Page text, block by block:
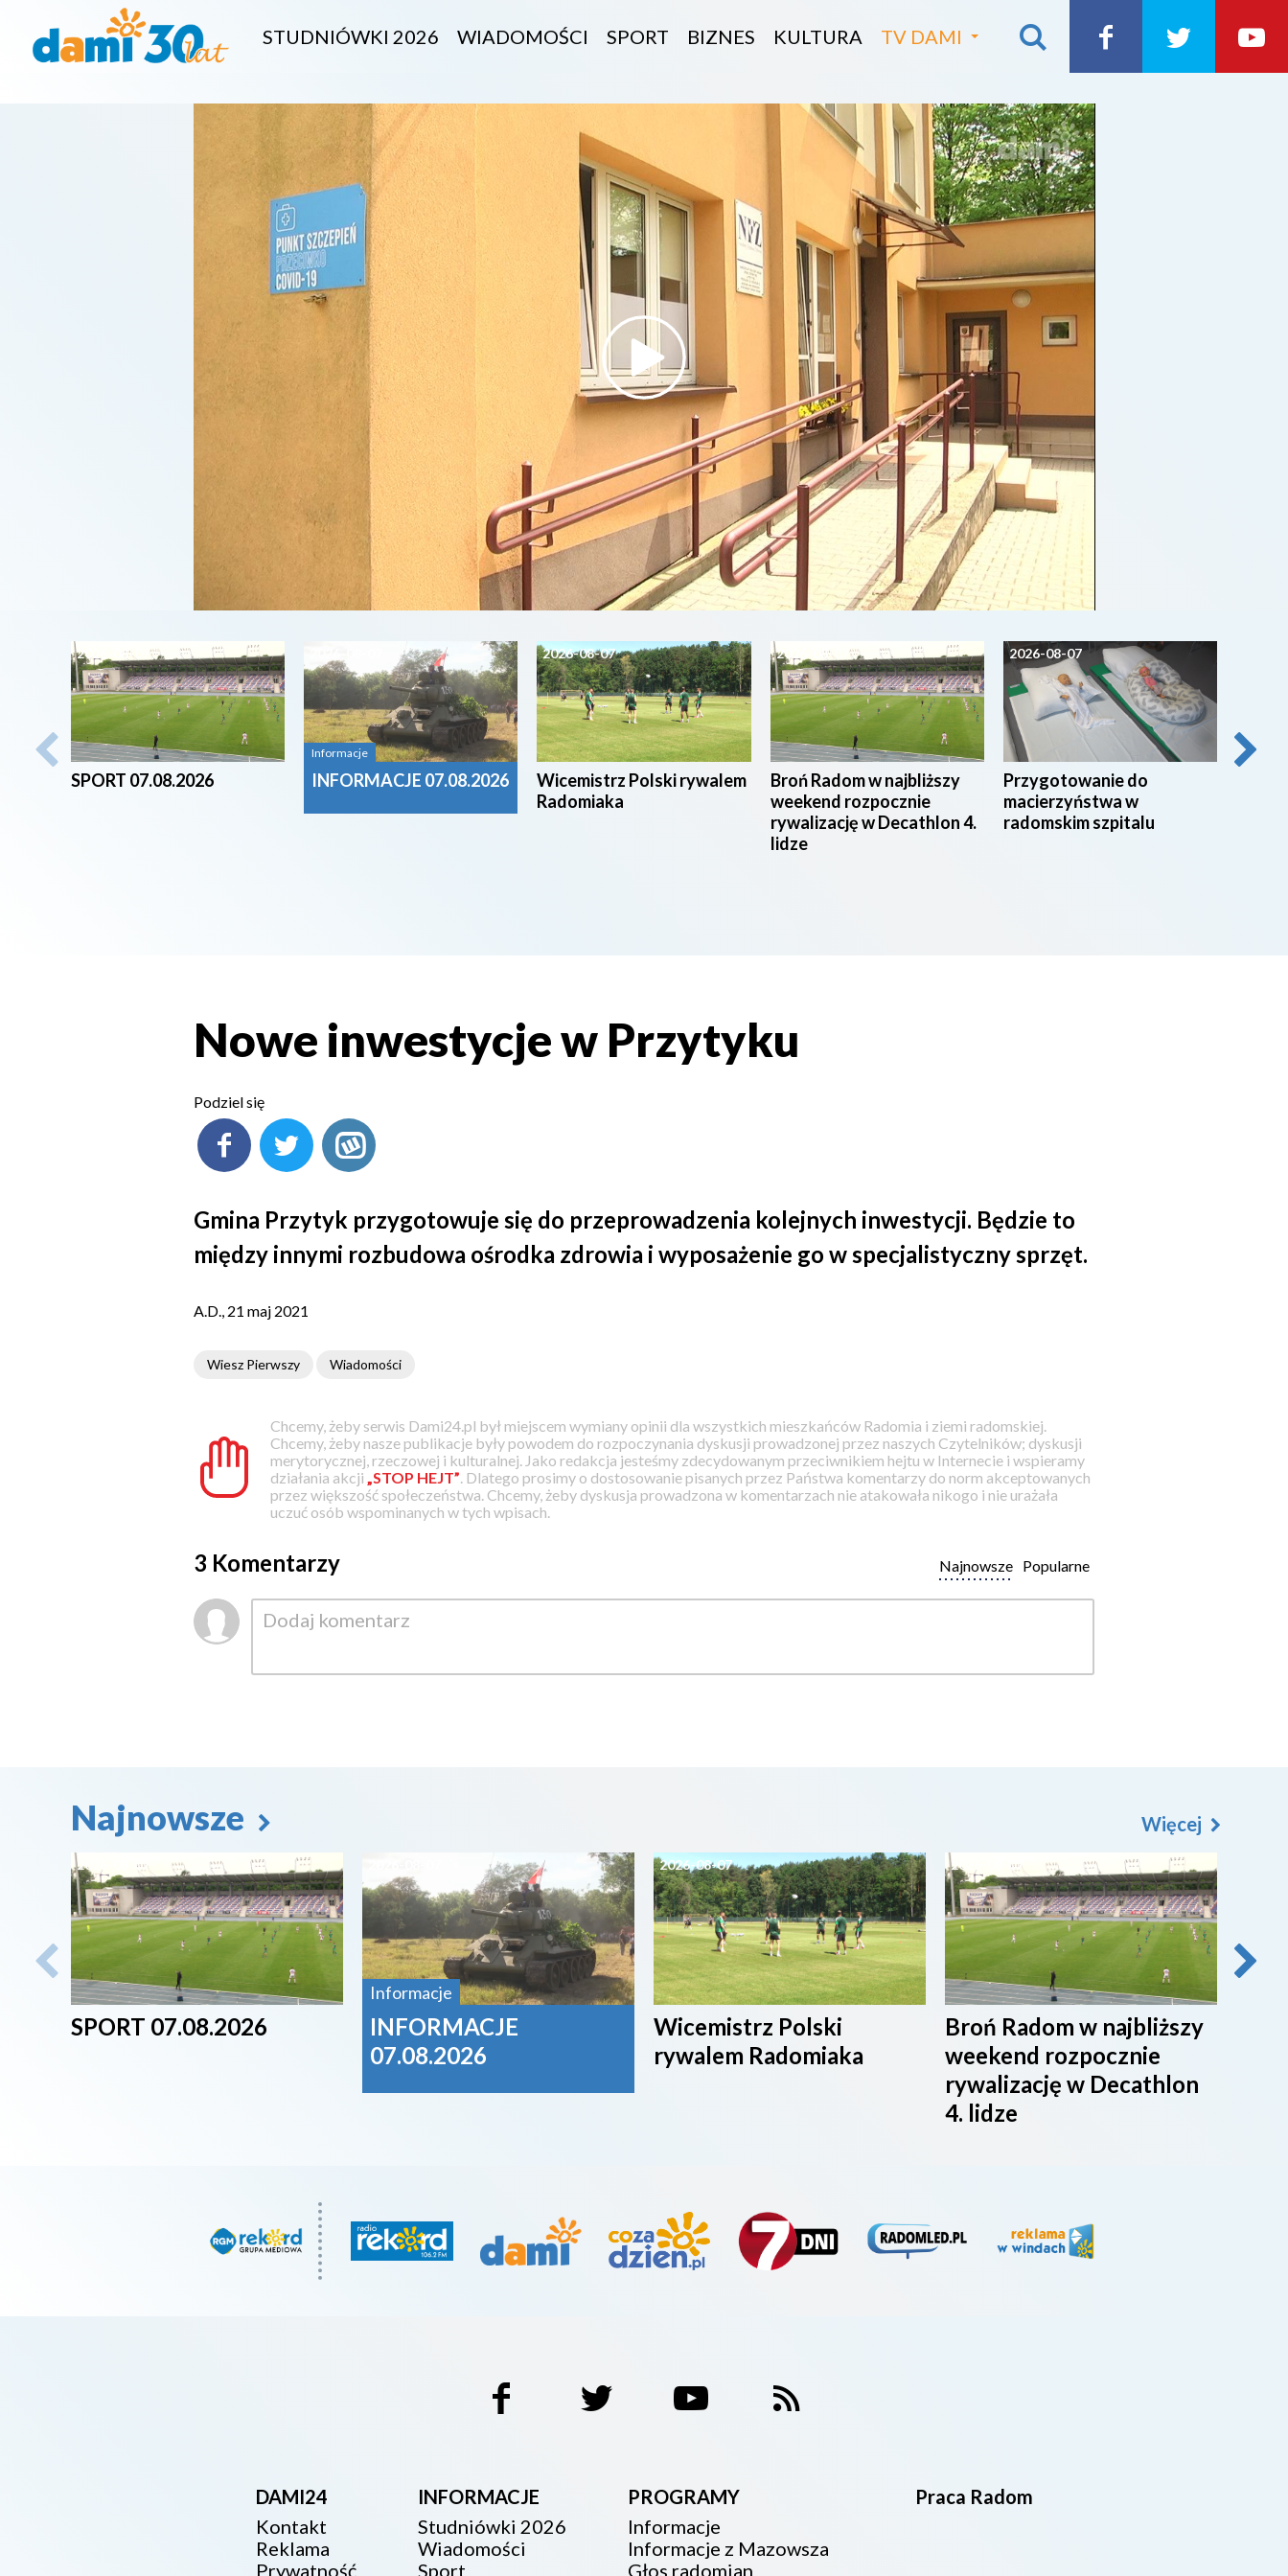
STUDNIÓWKI 2026 WIADOMOŚCI SPORT BIZNES KULTURA TV DAMI
2026-08-07
SPORT 07.08.2026
Informacje
INFORMACJE 07.08.2026
2026-08-07
Wicemistrz Polski rywalem
Radomiaka
2026-08-07
Broń Radom w najbliższy
weekend rozpocznie
rywalizację w Decathlon 4.
lidze
2026-08-07
Przygotowanie do
macierzyństwa w
radomskim szpitalu
Nowe inwestycje w Przytyku
Podziel się
Gmina Przytyk przygotowuje się do przeprowadzenia kolejnych inwestycji. Będzie to
między innymi rozbudowa ośrodka zdrowia i wyposażenie go w specjalistyczny sprzęt.
A.D., 21 maj 2021
Wiesz Pierwszy Wiadomości
Chcemy, żeby serwis Dami24.pl był miejscem wymiany opinii dla wszystkich mieszkańców Radomia i ziemi radomskiej.
Chcemy, żeby nasze publikacje były powodem do rozpoczynania dyskusji prowadzonej przez naszych Czytelników; dyskusji
merytorycznej, rzeczowej i kulturalnej. Jako redakcja jesteśmy zdecydowanym przeciwnikiem hejtu w Internecie i wspieramy
działania akcji „STOP HEJT” . Dlatego prosimy o dostosowanie pisanych przez Państwa komentarzy do norm akceptowanych
przez większość społeczeństwa. Chcemy, żeby dyskusja prowadzona w komentarzach nie atakowała nikogo i nie urażała
uczuć osób wspominanych w tych wpisach.
3 Komentarzy Popularne
Najnowsze
Najnowsze
2026-08-07
SPORT 07.08.2026
Informacje
INFORMACJE
07.08.2026
2026-08-07
Wicemistrz Polski
rywalem Radomiaka
2026-08-07
Broń Radom w najbliższy
weekend rozpocznie
rywalizację w Decathlon
4. lidze
Więcej
DAMI24
Kontakt
Reklama
Prywatność
INFORMACJE
Studniówki 2026
Wiadomości
Sport
PROGRAMY
Informacje
Informacje z Mazowsza
Głos radomian
Praca Radom